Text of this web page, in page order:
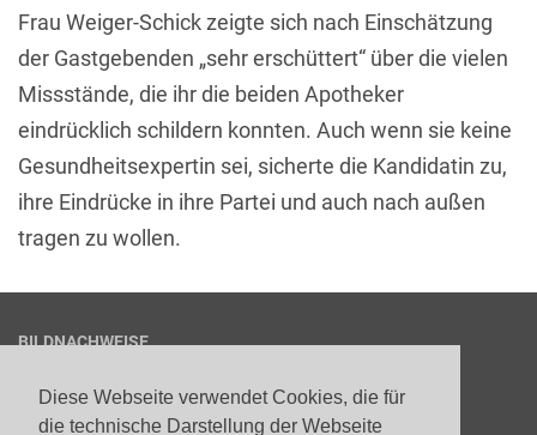
Diese Webseite verwendet Cookies, die für
die technische Darstellung der Webseite
Frau Weiger-Schick zeigte sich nach Einschätzung
der Gastgebenden „sehr erschüttert“ über die vielen
Missstände, die ihr die beiden Apotheker
eindrücklich schildern konnten. Auch wenn sie keine
Gesundheitsexpertin sei, sicherte die Kandidatin zu,
ihre Eindrücke in ihre Partei und auch nach außen
tragen zu wollen.
BILDNACHWEISE